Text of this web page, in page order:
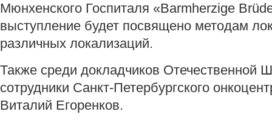
Мюнхенского Госпиталя «Barmherzige
выступление будет посвящено методам
различных локализаций.
Также среди докладчиков Отечественной
сотрудники Санкт-Петербургского
Виталий Егоренков.